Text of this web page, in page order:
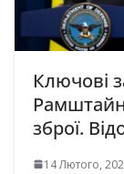
Ключові
зброї.
14 Лютого,